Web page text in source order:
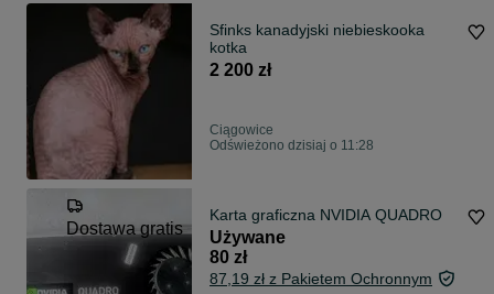
Sfinks kanadyjski niebieskooka
kotka
2 200 zł
Ciągowice
Odświeżono dzisiaj o 11:28
Dostawa gratis
Karta graficzna NVIDIA QUADRO
Używane
80 zł
87,19 zł z Pakietem Ochronnym